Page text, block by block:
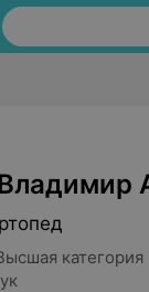
категория